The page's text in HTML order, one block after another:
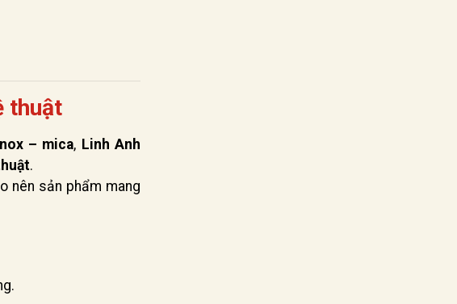
thuật
– mica, Linh Anh
.
nên sản phẩm mang